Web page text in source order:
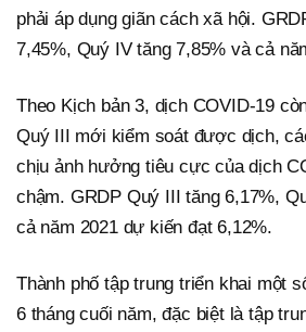
phải áp dụng giãn cách xã hội.
7,45%, Quý IV tăng 7,85% và cả
Theo Kịch bản 3, dịch COVID-19
Quý III mới kiểm soát được dịch,
chịu ảnh hưởng tiêu cực của dịch
chậm. GRDP Quý III tăng 6,17%,
cả năm 2021 dự kiến đạt 6,12%.
Thành phố tập trung triển khai một
6 tháng cuối năm, đặc biệt là tập